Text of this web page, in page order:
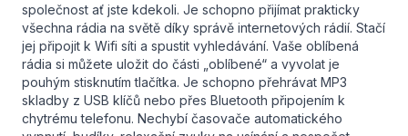
společnost ať jste kdekoli. Je schopno přijímat prakticky
všechna rádia na světě díky správě internetových rádií. Stačí
jej připojit k Wifi síti a spustit vyhledávání. Vaše oblíbená
rádia si můžete uložit do části „oblíbené“ a vyvolat je
pouhým stisknutím tlačítka. Je schopno přehrávat MP3
skladby z USB klíčů nebo přes Bluetooth připojením k
chytrému telefonu. Nechybí časovače automatického